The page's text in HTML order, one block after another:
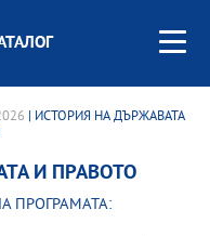
| ИСТОРИЯ НА ДЪРЖАВАТА
И ПРАВОТО
ПРОГРАМАТА: